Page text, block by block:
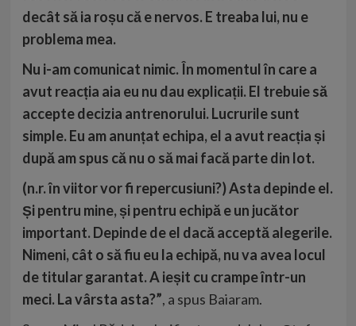
decât să ia roșu că e nervos. E treaba lui, nu e
problema mea.
Nu i-am comunicat nimic. În momentul în care a
avut reacția aia eu nu dau explicații. El trebuie să
accepte decizia antrenorului. Lucrurile sunt
simple. Eu am anunțat echipa, el a avut reacția și
după am spus că nu o să mai facă parte din lot.
(n.r. în viitor vor fi repercusiuni?) Asta depinde el.
Și pentru mine, și pentru echipă e un jucător
important. Depinde de el dacă acceptă alegerile.
Nimeni, cât o să fiu eu la echipă, nu va avea locul
de titular garantat. A ieșit cu crampe într-un
meci. La vârsta asta?”, a spus Baiaram.